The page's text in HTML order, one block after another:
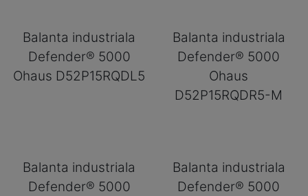
Balanta industriala
Defender® 5000
Ohaus D52P15RQDL5
Balanta industriala
Defender® 5000
Ohaus
D52P15RQDR5-M
Balanta industriala
Defender® 5000
Balanta industriala
Defender® 5000